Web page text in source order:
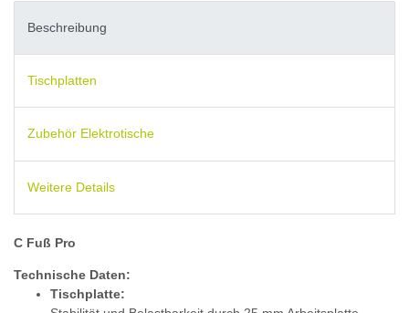
Beschreibung
Tischplatten
Zubehör Elektrotische
Weitere Details
C Fuß Pro
Technische Daten:
Tischplatte: